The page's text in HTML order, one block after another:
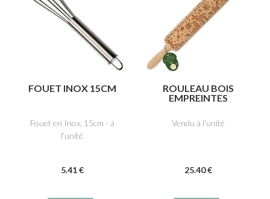
FOUET INOX 15CM
Fouet en Inox, 15cm - à
l'unité
5.41 €
ROULEAU BOIS
EMPREINTES
Vendu à l'unité
25.40 €